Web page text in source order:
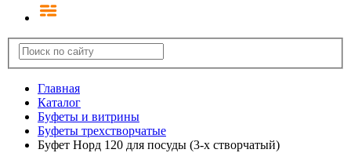
Главная
Каталог
Буфеты и витрины
Буфеты трехстворчатые
Буфет Норд 120 для посуды (3-х створчатый)